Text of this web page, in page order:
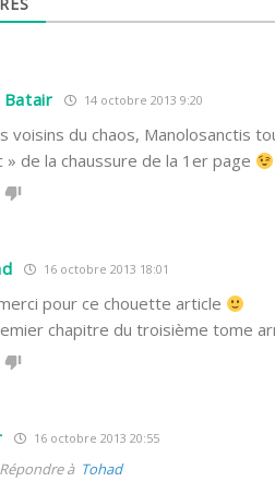
14 octobre 2013 9:20
voisins du chaos, Manolosanctis
» de la chaussure de la 1er page
16 octobre 2013 18:01
pour ce chouette article
chapitre du troisième tome
16 octobre 2013 20:55
Répondre à Tohad